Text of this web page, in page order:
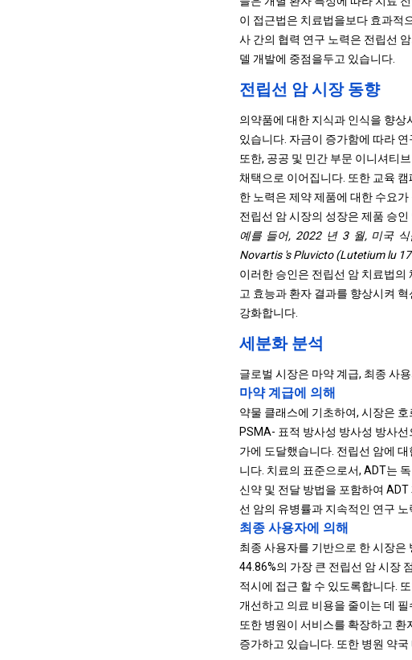
이 접근법은 치료법을보다 효과적
사 간의 협력 연구 노력은 전립선
델 개발에 중점을두고 있습니다.
전립선 암 시장 동향
의약품에 대한 지식과 인식을 향
있습니다. 자금이 증가함에 따라
또한, 공공 및 민간 부문 이니셔티
채택으로 이어집니다. 또한 교육
한 노력은 제약 제품에 대한 수요
전립선 암 시장의 성장은 제품 승
예를 들어, 2022 년 3 월, 미국
Novartis 's Pluvicto (Lutetium lu
이러한 승인은 전립선 암 치료법의
고 효능과 환자 결과를 향상시켜
강화합니다.
세분화 분석
글로벌 시장은 마약 계급, 최종 사
마약 계급에 의해
약물 클래스에 기초하여, 시장은
PSMA- 표적 방사성 방사성 방사
가에 도달했습니다. 전립선 암에
니다. 치료의 표준으로서, ADT는
신약 및 전달 방법을 포함하여
선 암의 유병률과 지속적인 연구
최종 사용자에 의해
최종 사용자를 기반으로 한 시장은
44.86%의 가장 큰 전립선 암 시장
적시에 접근 할 수 있도록합니다.
개선하고 의료 비용을 줄이는 데 필
또한 병원이 서비스를 확장하고
증가하고 있습니다. 또한 병원 약